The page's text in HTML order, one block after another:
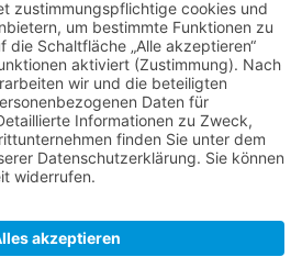
Bildrechte Impressum
Cookie-Einstellungen